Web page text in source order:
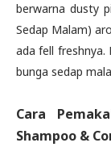
berwarna dusty
Sedap Malam)
ada fell freshnya.
bunga sedap
Cara
Shampoo &